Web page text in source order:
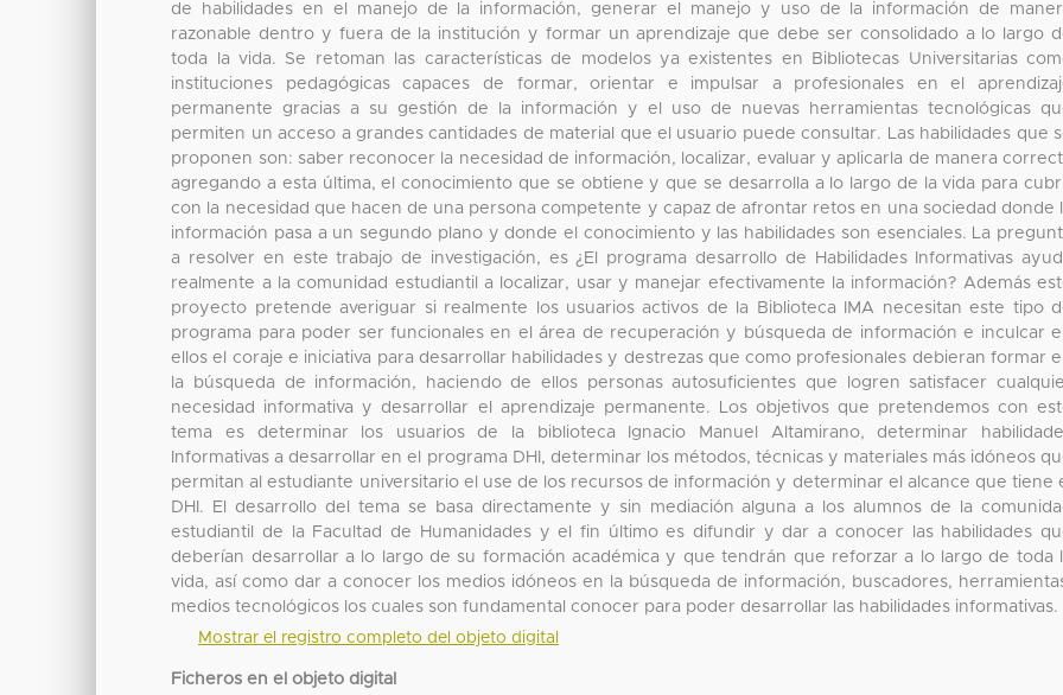
de habilidades en el manejo de la información, generar el manejo y uso de la información de
razonable dentro y fuera de la institución y formar un aprendizaje que debe ser consolidado a lo largo
toda la vida. Se retoman las características de modelos ya existentes en Bibliotecas Universitarias
instituciones pedagógicas capaces de formar, orientar e impulsar a profesionales en el
permanente gracias a su gestión de la información y el uso de nuevas herramientas tecnológicas
permiten un acceso a grandes cantidades de material que el usuario puede consultar. Las habilidades que
proponen son: saber reconocer la necesidad de información, localizar, evaluar y aplicarla de manera
agregando a esta última, el conocimiento que se obtiene y que se desarrolla a lo largo de la vida para
con la necesidad que hacen de una persona competente y capaz de afrontar retos en una sociedad donde
información pasa a un segundo plano y donde el conocimiento y las habilidades son esenciales. La
a resolver en este trabajo de investigación, es ¿El programa desarrollo de Habilidades Informativas
realmente a la comunidad estudiantil a localizar, usar y manejar efectivamente la información? Además
proyecto pretende averiguar si realmente los usuarios activos de la Biblioteca IMA necesitan este tipo
programa para poder ser funcionales en el área de recuperación y búsqueda de información e inculcar
ellos el coraje e iniciativa para desarrollar habilidades y destrezas que como profesionales debieran formar
la búsqueda de información, haciendo de ellos personas autosuficientes que logren satisfacer
necesidad informativa y desarrollar el aprendizaje permanente. Los objetivos que pretendemos con
tema es determinar los usuarios de la biblioteca Ignacio Manuel Altamirano, determinar
Informativas a desarrollar en el programa DHI, determinar los métodos, técnicas y materiales más idóneos
permitan al estudiante universitario el use de los recursos de información y determinar el alcance que tiene
DHI. El desarrollo del tema se basa directamente y sin mediación alguna a los alumnos de la
estudiantil de la Facultad de Humanidades y el fin último es difundir y dar a conocer las habilidades
deberían desarrollar a lo largo de su formación académica y que tendrán que reforzar a lo largo de toda
vida, así como dar a conocer los medios idóneos en la búsqueda de información, buscadores,
medios tecnológicos los cuales son fundamental conocer para poder desarrollar las habilidades informativas.
Mostrar el registro completo del objeto digital
Ficheros en el objeto digital